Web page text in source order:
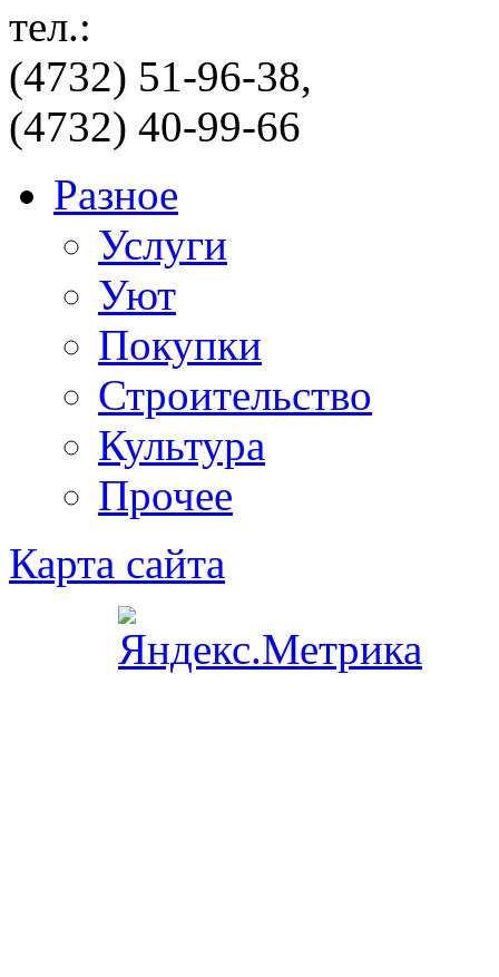
тел.:
(4732) 51-96-38,
(4732) 40-99-66
Разное
Услуги
Уют
Покупки
Строительство
Культура
Прочее
Карта сайта